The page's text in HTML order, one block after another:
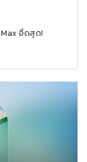
อึดสุด!